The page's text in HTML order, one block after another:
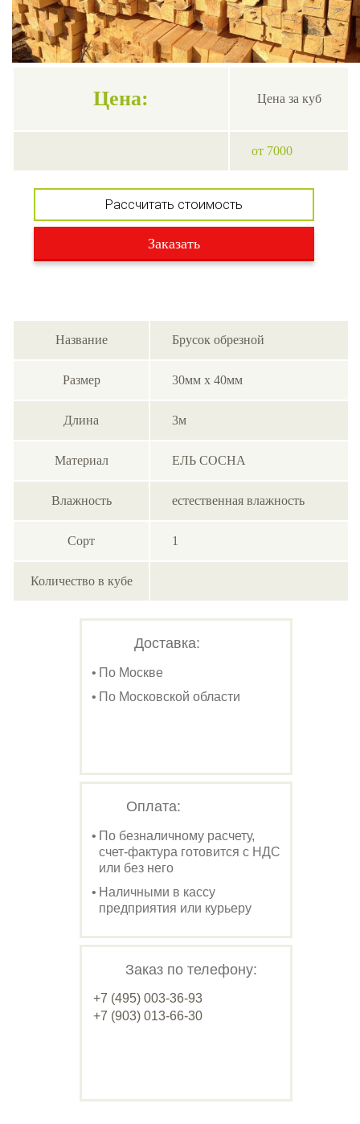
Цена: Цена за куб
от 7000
Рассчитать стоимость
Заказать
Название Брусок обрезной
Размер 30мм x 40мм
Длина 3м
Материал ЕЛЬ СОСНА
Влажность естественная влажность
Сорт 1
Количество в кубе
Доставка:
По Москве
По Московской области
Оплата:
По безналичному расчету,
счет-фактура готовится с НДС
или без него
Наличными в кассу
предприятия или курьеру
Заказ по телефону:
+7 (495) 003-36-93
+7 (903) 013-66-30